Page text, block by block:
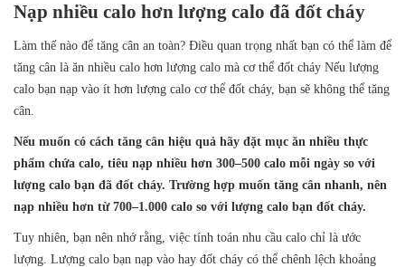
Nạp nhiều calo hơn lượng calo đã đốt cháy
Làm thế nào để tăng cân an toàn? Điều quan trọng nhất bạn có thể làm để
tăng cân là ăn nhiều calo hơn lượng calo mà cơ thể đốt cháy Nếu lượng
calo bạn nạp vào ít hơn lượng calo cơ thể đốt cháy, bạn sẽ không thể tăng
cân.
Nếu muốn có cách tăng cân hiệu quả hãy đặt mục ăn nhiều thực
phẩm chứa calo, tiêu nạp nhiều hơn 300–500 calo mỗi ngày so với
lượng calo bạn đã đốt cháy. Trường hợp muốn tăng cân nhanh, nên
nạp nhiều hơn từ 700–1.000 calo so với lượng calo bạn đốt cháy.
Tuy nhiên, bạn nên nhớ rằng, việc tính toán nhu cầu calo chỉ là ước
lượng. Lượng calo bạn nạp vào hay đốt cháy có thể chênh lệch khoảng